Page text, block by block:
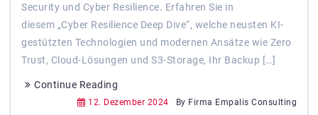
Security und Cyber Resilience. Erfahren Sie in
diesem „Cyber Resilience Deep Dive“, welche neusten KI-
gestützten Technologien und modernen Ansätze wie Zero
Trust, Cloud-Lösungen und S3-Storage, Ihr Backup […]
Continue Reading
12. Dezember 2024 By Firma Empalis Consulting